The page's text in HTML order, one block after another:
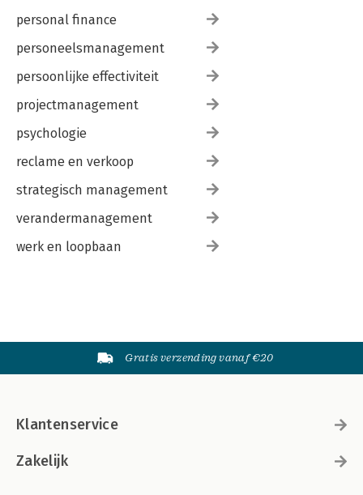
personal finance
personeelsmanagement
persoonlijke effectiviteit
projectmanagement
psychologie
reclame en verkoop
strategisch management
verandermanagement
werk en loopbaan
Gratis verzending vanaf €20
Klantenservice
Zakelijk